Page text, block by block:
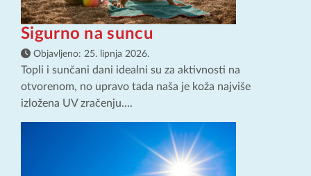
Sigurno na suncu
Objavljeno: 25. lipnja 2026.
Topli i sunčani dani idealni su za aktivnosti na
otvorenom, no upravo tada naša je koža najviše
izložena UV zračenju....